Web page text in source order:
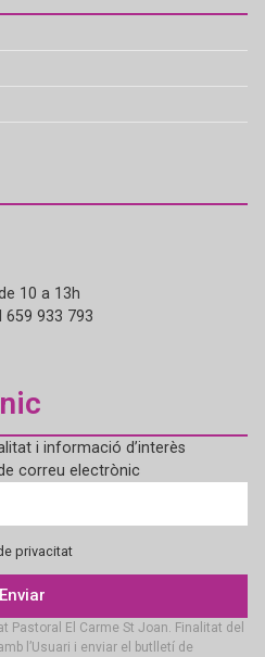
10 a 13h
933 793
i informació d’interès
correu electrònic
privacitat
Enviar
Pastoral El Carme St Joan. Finalitat del
l’Usuari i enviar el butlletí de